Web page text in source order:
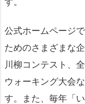
公式ホームページ
ためのさまざまな
川柳コンテスト、
ウォーキング大会
す。また、毎年「